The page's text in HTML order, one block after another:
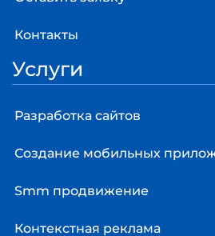
Контакты
Услуги
Разработка сайтов
Создание мобильных
Smm продвижение
Контекстная реклама